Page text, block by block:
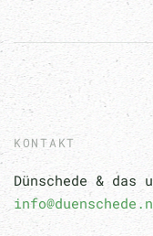
KONTAKT
Dünschede & das